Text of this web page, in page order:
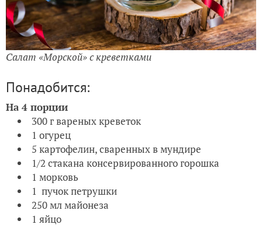
Салат «Морской» с креветками
Понадобится:
На 4 порции
300 г вареных креветок
1 огурец
5 картофелин, сваренных в мундире
1/2 стакана консервированного горошка
1 морковь
1 пучок петрушки
250 мл майонеза
1 яйцо